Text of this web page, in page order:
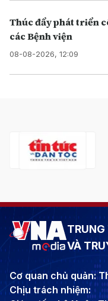
Thúc đẩy phát triển
các Bệnh viện
08-08-2026, 12:09
TRUNG
VÀ
Cơ quan chủ quản:
Chịu trách nhiệm: